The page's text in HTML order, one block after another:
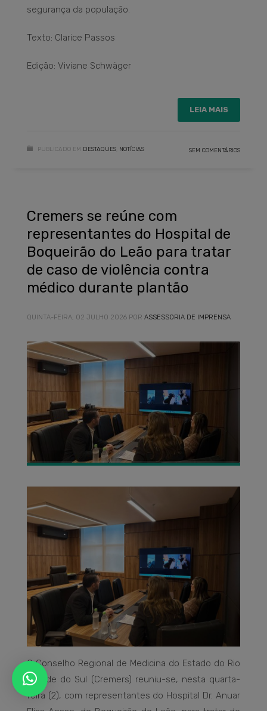
segurança da população.
Texto: Clarice Passos
Edição: Viviane Schwäger
LEIA MAIS
PUBLICADO EM DESTAQUES NOTÍCIAS SEM COMENTÁRIOS
Cremers se reúne com
representantes do Hospital de
Boqueirão do Leão para tratar
de caso de violência contra
médico durante plantão
QUINTA-FEIRA, 02 JULHO 2026 POR ASSESSORIA DE IMPRENSA
O Conselho Regional de Medicina do Estado do Rio
Grande do Sul (Cremers) reuniu-se, nesta quarta-
feira (2), com representantes do Hospital Dr. Anuar